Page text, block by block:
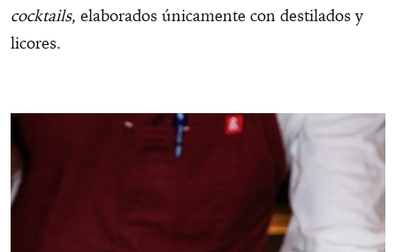
cocktails, elaborados únicamente con destilados y
licores.